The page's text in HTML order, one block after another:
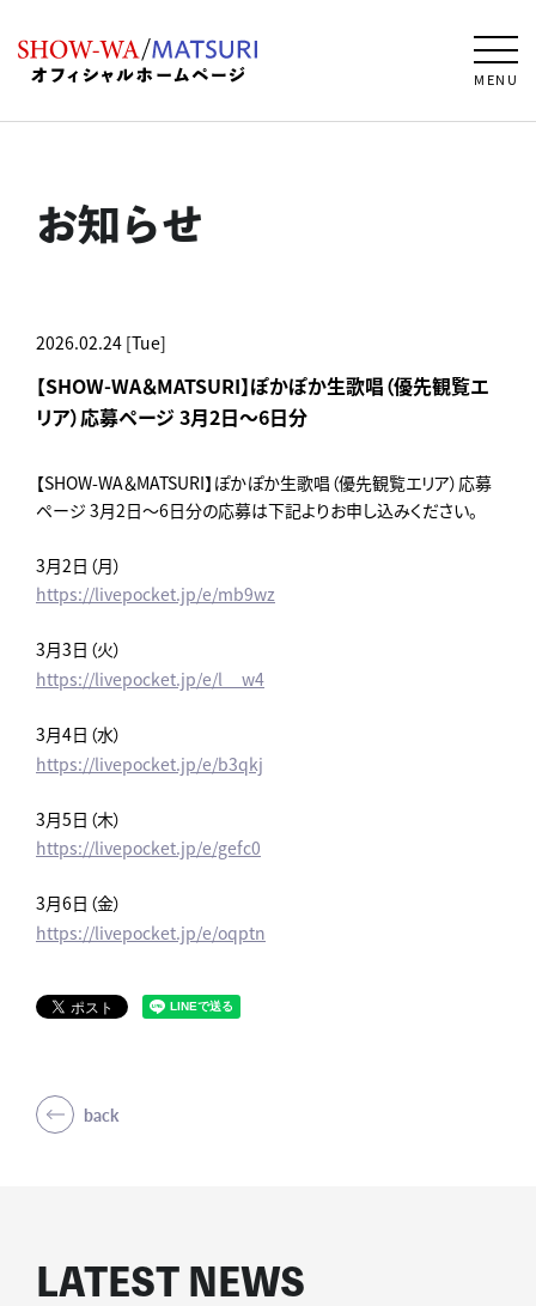
MENU
お知らせ
2026.02.24 [Tue]
【SHOW-WA＆MATSURI】ぽかぽか生歌唱（優先観覧エ
リア）応募ページ 3月2日～6日分
【SHOW-WA＆MATSURI】ぽかぽか生歌唱（優先観覧エリア）応募
ページ 3月2日～6日分の応募は下記よりお申し込みください。
3月2日（月）
https://livepocket.jp/e/mb9wz
3月3日（火）
https://livepocket.jp/e/l__w4
3月4日（水）
https://livepocket.jp/e/b3qkj
3月5日（木）
https://livepocket.jp/e/gefc0
3月6日（金）
https://livepocket.jp/e/oqptn
back
LATEST NEWS